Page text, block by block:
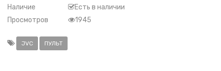
Наличие
Есть в наличии
Просмотров
1945
JVC ПУЛЬТ